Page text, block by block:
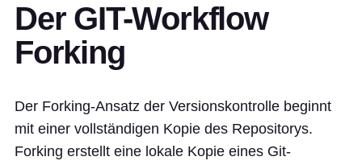
Der GIT-Workflow
Forking
Der Forking-Ansatz der Versionskontrolle beginnt
mit einer vollständigen Kopie des Repositorys.
Forking erstellt eine lokale Kopie eines Git-